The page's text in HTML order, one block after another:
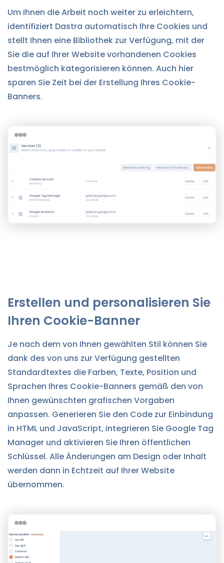
Um Ihnen die Arbeit noch weiter zu erleichtern,
identifiziert Dastra automatisch Ihre Cookies und
stellt Ihnen eine Bibliothek zur Verfügung, mit der
Sie die auf Ihrer Website vorhandenen Cookies
bestmöglich kategorisieren können. Auch hier
sparen Sie Zeit bei der Erstellung Ihres Cookie-
Banners.
Erstellen und personalisieren Sie
Ihren Cookie-Banner
Je nach dem von Ihnen gewählten Stil können Sie
dank des von uns zur Verfügung gestellten
Standardtextes die Farben, Texte, Position und
Sprachen Ihres Cookie-Banners gemäß den von
Ihnen gewünschten grafischen Vorgaben
anpassen. Generieren Sie den Code zur Einbindung
in HTML und JavaScript, integrieren Sie Google Tag
Manager und aktivieren Sie Ihren öffentlichen
Schlüssel. Alle Änderungen am Design oder Inhalt
werden dann in Echtzeit auf Ihrer Website
übernommen.